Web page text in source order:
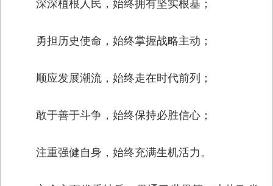
深深植根人民，始终拥有坚实根基；
勇担历史使命，始终掌握战略主动；
顺应发展潮流，始终走在时代前列；
敢于善于斗争，始终保持必胜信心；
注重强健自身，始终充满生机活力。